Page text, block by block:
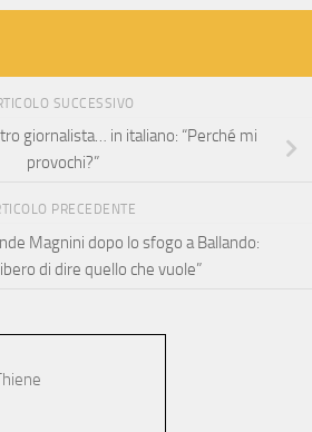
SUCCESSIVO
giornalista… in italiano: “Perché mi
provochi?”
PRECEDENTE
Magnini dopo lo sfogo a Ballando:
di dire quello che vuole”